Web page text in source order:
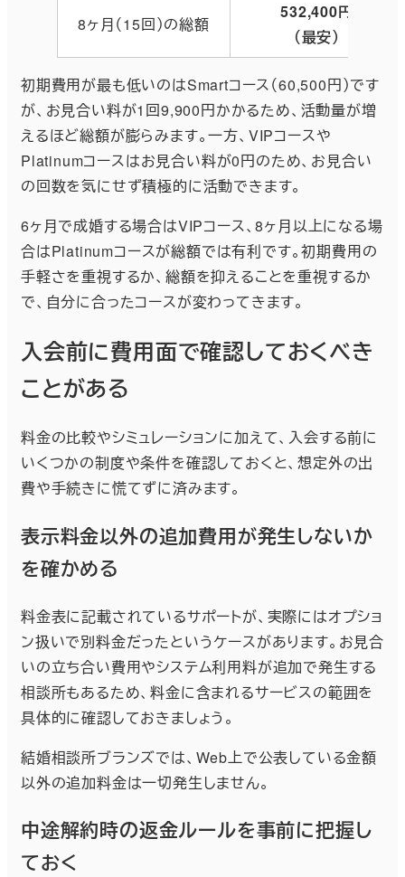
8ヶ月（15回）の総額
532,400円
（最安）
初期費用が最も低いのはSmartコース（60,500円）です
が、お見合い料が1回9,900円かかるため、活動量が増
えるほど総額が膨らみます。一方、VIPコースや
Platinumコースはお見合い料が0円のため、お見合い
の回数を気にせず積極的に活動できます。
6ヶ月で成婚する場合はVIPコース、8ヶ月以上になる場
合はPlatinumコースが総額では有利です。初期費用の
手軽さを重視するか、総額を抑えることを重視するか
で、自分に合ったコースが変わってきます。
入会前に費用面で確認しておくべき
ことがある
料金の比較やシミュレーションに加えて、入会する前に
いくつかの制度や条件を確認しておくと、想定外の出
費や手続きに慌てずに済みます。
表示料金以外の追加費用が発生しないか
を確かめる
料金表に記載されているサポートが、実際にはオプショ
ン扱いで別料金だったというケースがあります。お見合
いの立ち合い費用やシステム利用料が追加で発生する
相談所もあるため、料金に含まれるサービスの範囲を
具体的に確認しておきましょう。
結婚相談所ブランズでは、Web上で公表している金額
以外の追加料金は一切発生しません。
中途解約時の返金ルールを事前に把握し
ておく